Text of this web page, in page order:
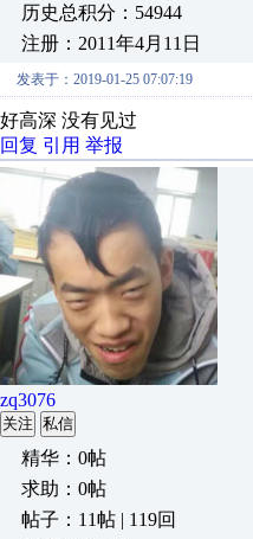
历史总积分：54944
注册：2011年4月11日
发表于：2019-01-25 07:07:19
好高深 没有见过
回复 引用 举报
zq3076
关注 私信
精华：0帖
求助：0帖
帖子：11帖 | 119回